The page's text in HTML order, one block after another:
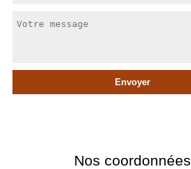
Nos coordonnées